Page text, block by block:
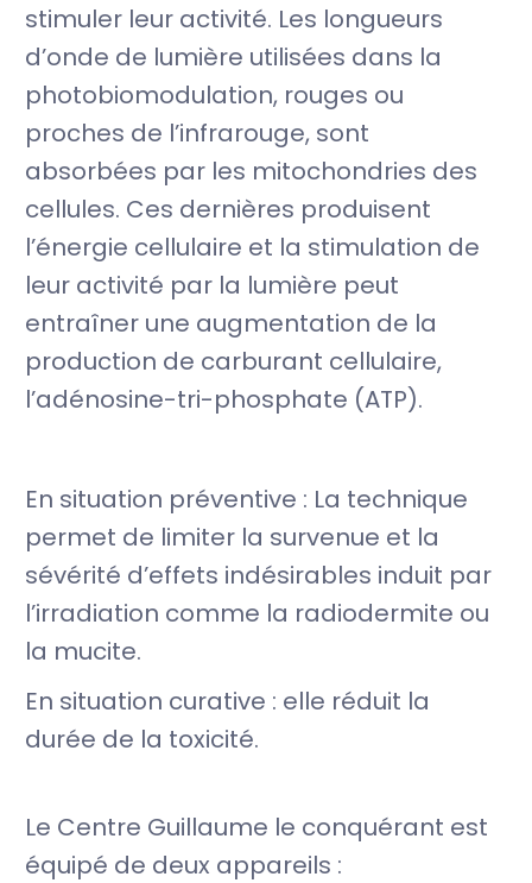
stimuler leur activité. Les longueurs
d’onde de lumière utilisées dans la
photobiomodulation, rouges ou
proches de l’infrarouge, sont
absorbées par les mitochondries des
cellules. Ces dernières produisent
l’énergie cellulaire et la stimulation de
leur activité par la lumière peut
entraîner une augmentation de la
production de carburant cellulaire,
l’adénosine-tri-phosphate (ATP).
En situation préventive : La technique
permet de limiter la survenue et la
sévérité d’effets indésirables induit par
l’irradiation comme la radiodermite ou
la mucite.
En situation curative : elle réduit la
durée de la toxicité.
Le Centre Guillaume le conquérant est
équipé de deux appareils :